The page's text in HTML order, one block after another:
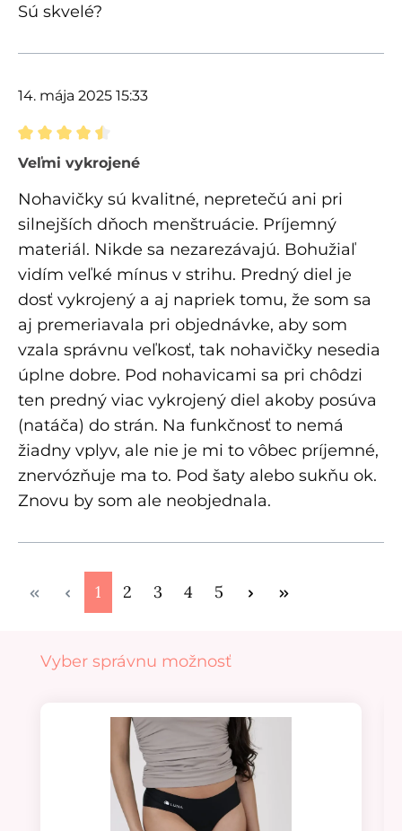
Sú skvelé?
14. mája 2025 15:33
Recenzia s hodnotením 4.5 z 5 hviezdičiek
Veľmi vykrojené
Nohavičky sú kvalitné, nepretečú ani pri
silnejších dňoch menštruácie. Príjemný
materiál. Nikde sa nezarezávajú. Bohužiaľ
vidím veľké mínus v strihu. Predný diel je
dosť vykrojený a aj napriek tomu, že som sa
aj premeriavala pri objednávke, aby som
vzala správnu veľkosť, tak nohavičky nesedia
úplne dobre. Pod nohavicami sa pri chôdzi
ten predný viac vykrojený diel akoby posúva
(natáča) do strán. Na funkčnosť to nemá
žiadny vplyv, ale nie je mi to vôbec príjemné,
znervózňuje ma to. Pod šaty alebo sukňu ok.
Znovu by som ale neobjednala.
Stránka
1 Stránka
2 Stránka
3 Stránka
4 Stránka
5
Preskočiť galériu produktov
Vyber správnu možnosť